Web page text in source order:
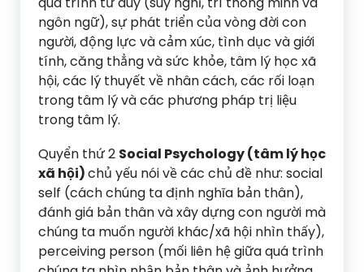
ngôn ngữ), sự phát triển của vòng đời con
người, động lực và cảm xúc, tình dục và giới
tính, căng thẳng và sức khỏe, tâm lý học xã
hội, các lý thuyết về nhân cách, các rối loạn
trong tâm lý và các phương pháp trị liệu
trong tâm lý.
Quyển thứ 2 Social Psychology (tâm lý học
xã hội)chủ yếu nói về các chủ đề như: social
self (cách chúng ta định nghĩa bản thân),
đánh giá bản thân và xây dựng con người mà
chúng ta muốn người khác/xã hội nhìn thấy),
perceiving person (mối liên hệ giữa quá trình